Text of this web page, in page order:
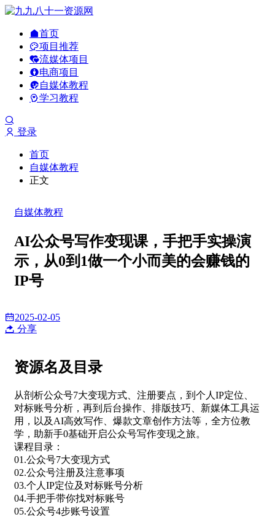
首页
项目推荐
流媒体项目
电商项目
自媒体教程
学习教程
登录
首页
自媒体教程
正文
自媒体教程
AI公众号写作变现课，手把手实操演
示，从0到1做一个小而美的会赚钱的
IP号
2025-02-05
分享
资源名及目录
从剖析公众号7大变现方式、注册要点，到个人IP定位、
对标账号分析，再到后台操作、排版技巧、新媒体工具运
用，以及AI高效写作、爆款文章创作方法等，全方位教
学，助新手0基础开启公众号写作变现之旅。
课程目录：
01.公众号7大变现方式
02.公众号注册及注意事项
03.个人IP定位及对标账号分析
04.手把手带你找对标账号
05.公众号4步账号设置